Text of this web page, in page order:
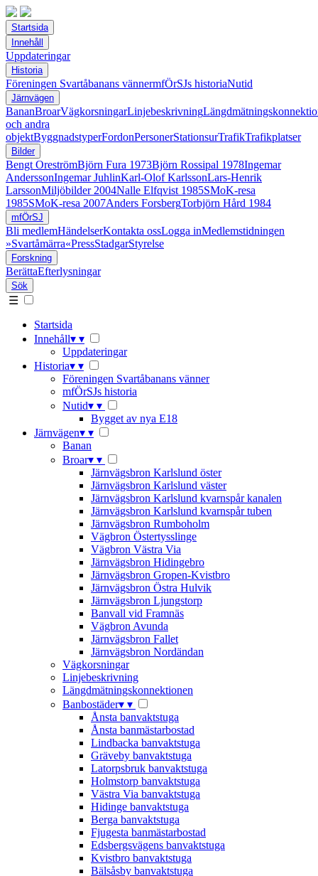
Startsida
Innehåll
Uppdateringar
Historia
Föreningen Svartåbanans vännermfÖrSJs historiaNutid
Järnvägen
BananBroarVägkorsningarLinjebeskrivning
och andra
objektByggnadstyperFordonPersonerStationsurTrafikTrafikplatser
Bilder
Bengt OreströmBjörn Fura 1973Björn Rossipal 1978Ingemar
AnderssonIngemar JuhlinKarl-Olof KarlssonLars-Henrik
LarssonMiljöbilder 2004Nalle Elfqvist 1985SMoK-resa
1985SMoK-resa 2007Anders ForsbergTorbjörn Hård 1984
mfÖrSJ
Bli medlemHändelserKontakta ossLogga inMedlemstidningen
»Svartåmärra«PressStadgarStyrelse
Forskning
BerättaEfterlysningar
Sök
☰
Startsida
Innehåll▾ ▾
Uppdateringar
Historia▾ ▾
Föreningen Svartåbanans vänner
mfÖrSJs historia
Nutid▾ ▾
Bygget av nya E18
Järnvägen▾ ▾
Banan
Broar▾ ▾
Järnvägsbron Karlslund öster
Järnvägsbron Karlslund väster
Järnvägsbron Karlslund kvarnspår kanalen
Järnvägsbron Karlslund kvarnspår tuben
Järnvägsbron Rumboholm
Vägbron Östertysslinge
Vägbron Västra Via
Järnvägsbron Hidingebro
Järnvägsbron Gropen-Kvistbro
Järnvägsbron Östra Hulvik
Järnvägsbron Ljungstorp
Banvall vid Framnäs
Vägbron Avunda
Järnvägsbron Fallet
Järnvägsbron Nordändan
Vägkorsningar
Linjebeskrivning
Längdmätningskonnektionen
Banbostäder▾ ▾
Ånsta banvaktstuga
Ånsta banmästarbostad
Lindbacka banvaktstuga
Gräveby banvaktstuga
Latorpsbruk banvaktstuga
Holmstorp banvaktstuga
Västra Via banvaktstuga
Hidinge banvaktstuga
Berga banvaktstuga
Fjugesta banmästarbostad
Edsbergsvägens banvaktstuga
Kvistbro banvaktstuga
Bälsåsby banvaktstuga